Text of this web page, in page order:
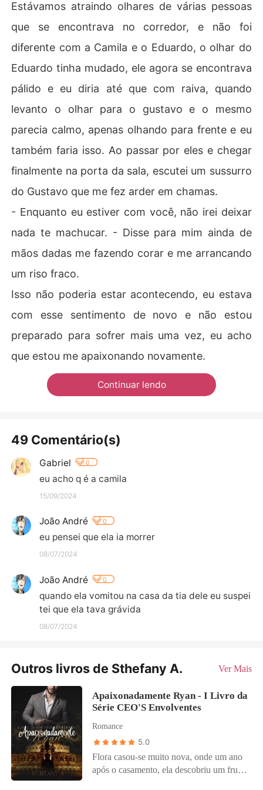
Estávamos atraindo olhares de várias pessoas
que se encontrava no corredor, e não foi
diferente com a Camila e o Eduardo, o olhar do
Eduardo tinha mudado, ele agora se encontrava
pálido e eu diria até que com raiva, quando
levanto o olhar para o gustavo e o mesmo
parecia calmo, apenas olhando para frente e eu
também faria isso. Ao passar por eles e chegar
finalmente na porta da sala, escutei um sussurro
do Gustavo que me fez arder em chamas.
- Enquanto eu estiver com você, não irei deixar
nada te machucar. - Disse para mim ainda de
mãos dadas me fazendo corar e me arrancando
um riso fraco.
Isso não poderia estar acontecendo, eu estava
com esse sentimento de novo e não estou
preparado para sofrer mais uma vez, eu acho
que estou me apaixonando novamente.
Continuar lendo
49 Comentário(s)
Gabriel 0
eu acho q é a camila
15/09/2024
João André 0
eu pensei que ela ia morrer
08/07/2024
João André 0
quando ela vomitou na casa da tia dele eu suspei
tei que ela tava grávida
08/07/2024
Outros livros de Sthefany A. Ver Mais
Apaixonadamente Ryan - I Livro da
Série CEO'S Envolventes
Romance
5.0
Flora casou-se muito nova, onde um ano
após o casamento, ela descobriu um fruto